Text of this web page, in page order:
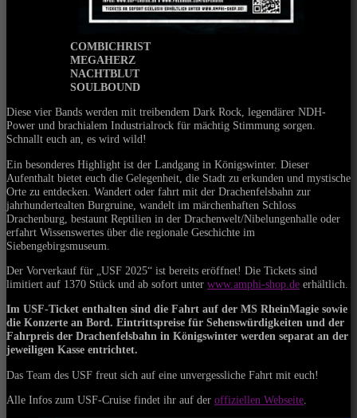
COMBICHRIST
MEGAHERZ
NACHTBLUT
SOULBOUND
Diese vier Bands werden mit treibendem Dark Rock, legendärer NDH-
Power und brachialem Industrialrock für mächtig Stimmung sorgen.
Schnallt euch an, es wird wild!
Ein besonderes Highlight ist der Landgang in Königswinter. Dieser
Aufenthalt bietet euch die Gelegenheit, die Stadt zu erkunden und mystische
Orte zu entdecken. Wandert oder fahrt mit der Drachenfelsbahn zur
jahrhundertealten Burgruine, wandelt im märchenhaften Schloss
Drachenburg, bestaunt Reptilien in der Drachenwelt/Nibelungenhalle oder
erfahrt Wissenswertes über die regionale Geschichte im
Siebengebirgsmuseum.
Der Vorverkauf für „USF 2025“ ist bereits eröffnet! Die Tickets sind
limitiert auf 1370 Stück und ab sofort unter www.amphi-shop.de erhältlich.
Im USF-Ticket enthalten sind die Fahrt auf der MS RheinMagie sowie
die Konzerte an Bord. Eintrittspreise für Sehenswürdigkeiten und der
Fahrpreis der Drachenfelsbahn in Königswinter werden separat an der
jeweiligen Kasse entrichtet.
Das Team des USF freut sich auf eine unvergessliche Fahrt mit euch!
Alle Infos zum USF-Cruise findet ihr auf der offiziellen Webseite